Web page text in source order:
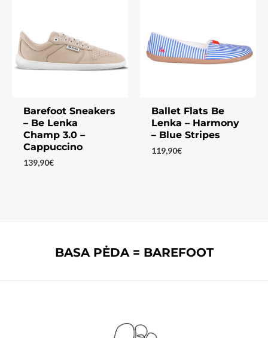
Barefoot Sneakers
– Be Lenka
Champ 3.0 –
Cappuccino
139,90€
Ballet Flats Be
Lenka – Harmony
– Blue Stripes
119,90€
BASA PĖDA = BAREFOOT